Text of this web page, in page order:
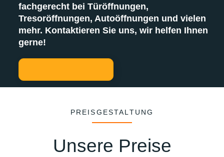
fachgerecht bei Türöffnungen,
Tresoröffnungen, Autoöffnungen und vielen
mehr. Kontaktieren Sie uns, wir helfen Ihnen
gerne!
PREISGESTALTUNG
Unsere Preise